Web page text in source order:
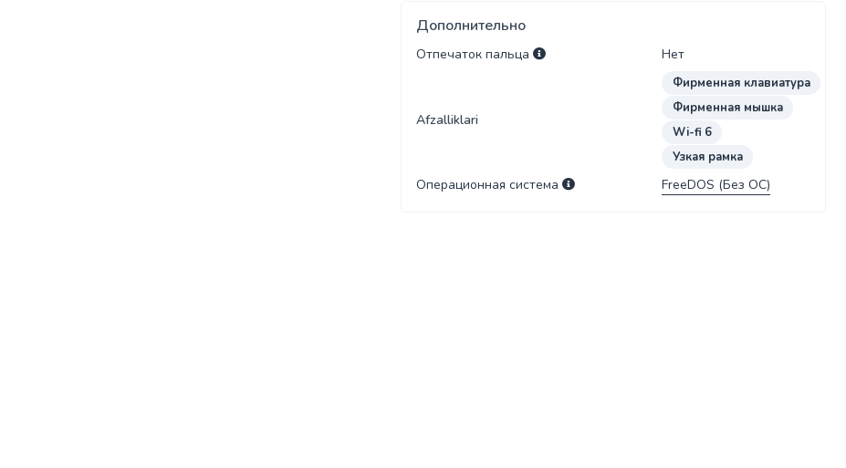
Дополнительно
Отпечаток пальца Нет
Afzalliklari
Фирменная клавиатура
Фирменная мышка
Wi-fi 6
Узкая рамка
Операционная система FreeDOS (Без ОС)